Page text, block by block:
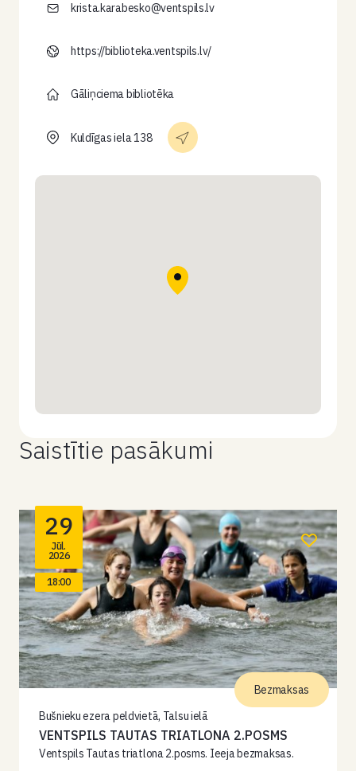
krista.karabesko@ventspils.lv
https://biblioteka.ventspils.lv/
Gāliņciema bibliotēka
Kuldīgas iela 138
Saistītie pasākumi
29
Jūl.
2026
18:00
Bušnieku ezera peldvietā, Talsu ielā
VENTSPILS TAUTAS TRIATLONA 2.POSMS
Ventspils Tautas triatlona 2.posms. Ieeja bezmaksas.
Bezmaksas